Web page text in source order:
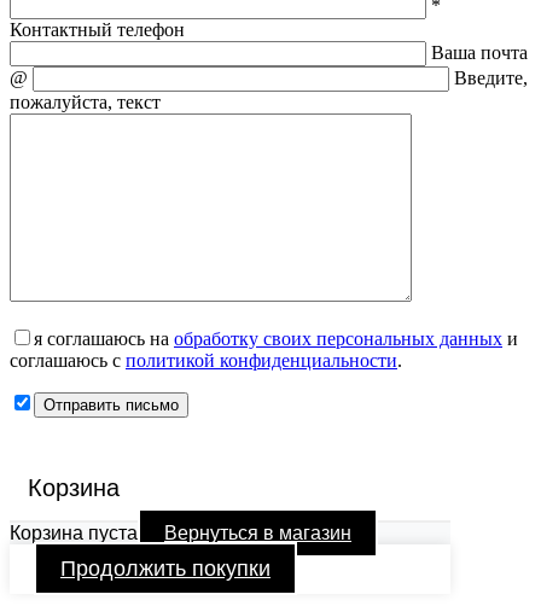
*
Контактный телефон
Ваша почта
@
Введите,
пожалуйста, текст
я соглашаюсь на обработку своих персональных данных и
соглашаюсь с политикой конфиденциальности.
Корзина
Корзина пуста Вернуться в магазин
Продолжить покупки